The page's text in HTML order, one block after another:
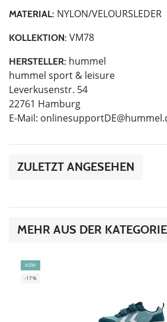
MATERIAL: NYLON/VELOURSLEDER
KOLLEKTION: VM78
HERSTELLER: hummel
hummel sport & leisure
Leverkusenstr. 54
22761 Hamburg
E-Mail:
ZULETZT ANGESEHEN
MEHR AUS DER
NEW
-17%